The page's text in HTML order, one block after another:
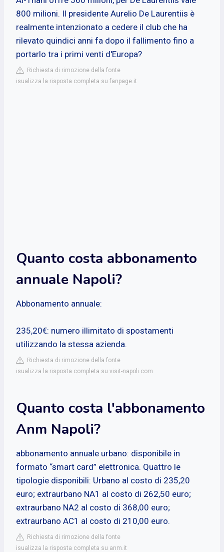
800 milioni. Il presidente Aurelio De Laurentiis è
realmente intenzionato a cedere il club che ha
rilevato quindici anni fa dopo il fallimento fino a
portarlo tra i primi venti d'Europa?
Richiesta di rimozione della fonte
isualizza la risposta completa su fanpage.it
Quanto costa abbonamento
annuale Napoli?
Abbonamento annuale:
235,20€: numero illimitato di spostamenti
utilizzando la stessa azienda.
Richiesta di rimozione della fonte
isualizza la risposta completa su visit-napoli.com
Quanto costa l'abbonamento
Anm Napoli?
abbonamento annuale urbano: disponibile in
formato “smart card” elettronica. Quattro le
tipologie disponibili: Urbano al costo di 235,20
euro; extraurbano NA1 al costo di 262,50 euro;
extraurbano NA2 al costo di 368,00 euro;
extraurbano AC1 al costo di 210,00 euro.
Richiesta di rimozione della fonte
isualizza la risposta completa su anm.it